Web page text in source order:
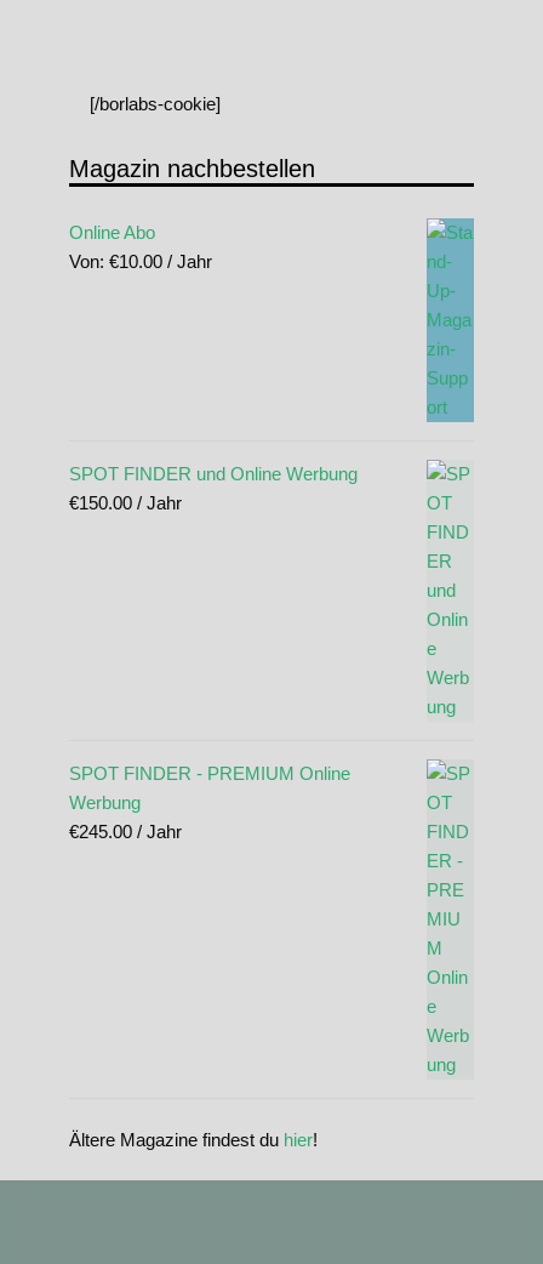
[/borlabs-cookie]
Magazin nachbestellen
Online Abo
Von: €10.00 / Jahr
SPOT FINDER und Online Werbung
€150.00 / Jahr
SPOT FINDER - PREMIUM Online
Werbung
€245.00 / Jahr
Ältere Magazine findest du hier!